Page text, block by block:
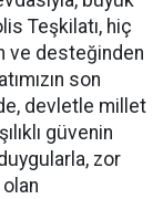
Teşkilatı, hiç
ve desteğinden
son
devletle millet
güvenin
zor